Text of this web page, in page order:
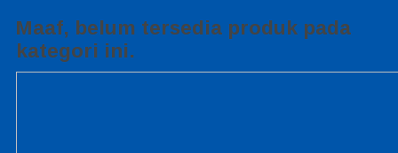
Maaf, belum tersedia produk pada
kategori ini.